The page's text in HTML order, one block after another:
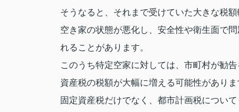
そうなると、それまで受けていた大きな税
空き家の状態が悪化し、安全性や衛生面で
れることがあります。
このうち特定空家に対しては、市町村が勧
資産税の税額が大幅に増える可能性がありま
固定資産税だけでなく、都市計画税につい